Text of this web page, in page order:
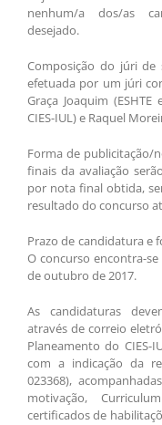
nenhum/a dos/as
desejado.
Composição do júri de
efetuada por um júri
Graça Joaquim
CIES-IUL) e Raquel
Forma de publicitação/
finais da avaliação
por nota final obtida,
resultado do concurso
Prazo de candidatura e
O concurso encontra-
de outubro de 2017.
As candidaturas
através de correio
Planeamento do CIES-
com a indicação da
023368),
motivação,
certificados de